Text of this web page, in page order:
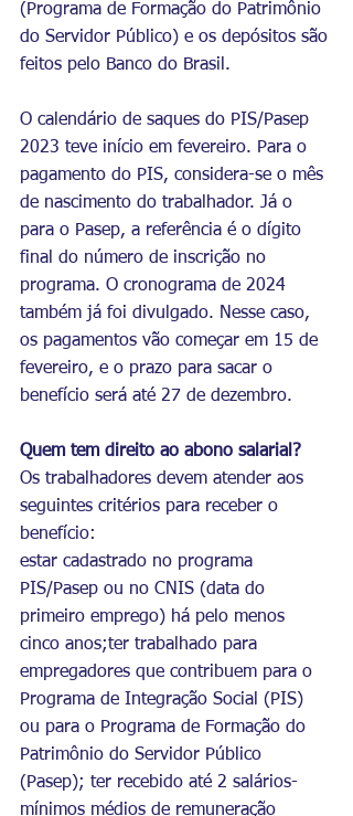
(Programa de Formação do Patrimônio
do Servidor Público) e os depósitos são
feitos pelo Banco do Brasil.
O calendário de saques do PIS/Pasep
2023 teve início em fevereiro. Para o
pagamento do PIS, considera-se o mês
de nascimento do trabalhador. Já o
para o Pasep, a referência é o dígito
final do número de inscrição no
programa. O cronograma de 2024
também já foi divulgado. Nesse caso,
os pagamentos vão começar em 15 de
fevereiro, e o prazo para sacar o
benefício será até 27 de dezembro.
Quem tem direito ao abono salarial?
Os trabalhadores devem atender aos
seguintes critérios para receber o
benefício:
estar cadastrado no programa
PIS/Pasep ou no CNIS (data do
primeiro emprego) há pelo menos
cinco anos;ter trabalhado para
empregadores que contribuem para o
Programa de Integração Social (PIS)
ou para o Programa de Formação do
Patrimônio do Servidor Público
(Pasep); ter recebido até 2 salários-
mínimos médios de remuneração